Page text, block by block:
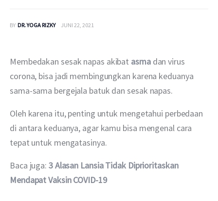
BY DR. YOGA RIZKY JUNI 22, 2021
Membedakan sesak napas akibat asma dan virus
corona, bisa jadi membingungkan karena keduanya
sama-sama bergejala batuk dan sesak napas.
Oleh karena itu, penting untuk mengetahui perbedaan
di antara keduanya, agar kamu bisa mengenal cara
tepat untuk mengatasinya.
Baca juga: 3 Alasan Lansia Tidak Diprioritaskan
Mendapat Vaksin COVID-19